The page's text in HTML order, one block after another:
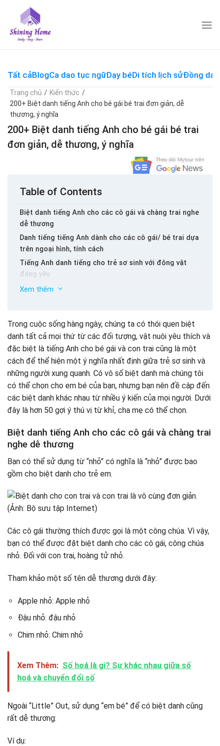
content
Tất cảBlogCa dao tục ngữDạy béDi tích lịch sửĐồng dao
Trang chủ / Kiến thức /
200+ Biệt danh tiếng Anh cho bé gái bé trai đơn giản, dễ
thương, ý nghĩa
200+ Biệt danh tiếng Anh cho bé gái bé trai
đơn giản, dễ thương, ý nghĩa
Table of Contents
Biệt danh tiếng Anh cho các cô gái và chàng trai nghe
dễ thương
Danh tiếng tiếng Anh dành cho các cô gái/ bé trai dựa
trên ngoại hình, tính cách
Tiếng Anh danh tiếng cho trẻ sơ sinh với động vật
đáng yêu
Biệt danh cho các cô gái và chàng trai có thức ăn
Tiếng Anh danh tiếng cho trẻ em trong tự nhiên, thời
tiết
Tiếng Anh danh tiếng cho các cô gái trong hoa
Tiếng Anh NHine cho các cô gái
Lời khuyên khi sự nổi tiếng của tiếng Anh cho các cô
gái và chàng trai
1. Lấy tên của nhân vật yêu thích của bạn
2. Ý tưởng đầu tiên xuất hiện trong tâm trí của bạn
3. Chọn một biệt danh cho bé hoặc dễ nhớ
Xem thêm
Trong cuộc sống hàng ngày, chúng ta có thói quen biệt
danh tất cả mọi thứ từ các đối tượng, vật nuôi yêu thích và
đặc biệt là tiếng Anh cho bé gái và con trai cũng là một
cách để thể hiện một ý nghĩa nhất định giữa trẻ sơ sinh và
những người xung quanh. Có vô số biệt danh mà chúng tôi
có thể chọn cho em bé của bạn, nhưng bạn nên đề cập đến
các biệt danh khác nhau từ nhiều ý kiến ​​của mọi người. Dưới
đây là hơn 50 gợi ý thú vị từ khỉ, cha mẹ có thể chọn.
Biệt danh tiếng Anh cho các cô gái và chàng trai
nghe dễ thương
Bạn có thể sử dụng từ “nhỏ” có nghĩa là “nhỏ” được bao
gồm cho biệt danh cho trẻ em.
Các cô gái thường thích được gọi là một công chúa. Vì vậy,
bạn có thể được đặt biệt danh cho các cô gái, công chúa
nhỏ. Đối với con trai, hoàng tử nhỏ.
Tham khảo một số tên dễ thương dưới đây:
Apple nhỏ: Apple nhỏ
Đậu nhỏ: đậu nhỏ
Chim nhỏ: Chim nhỏ
Xem Thêm: Số hoá là gì? Sự khác nhau giữa số
hoá và chuyển đổi số
Ngoài “Little” Out, sử dụng “em bé” để có biệt danh cũng
rất dễ thương:
Ví dụ: